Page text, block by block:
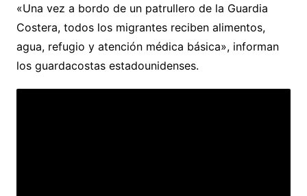
«Una vez a bordo de un patrullero de la Guardia
Costera, todos los migrantes reciben alimentos,
agua, refugio y atención médica básica», informan
los guardacostas estadounidenses.